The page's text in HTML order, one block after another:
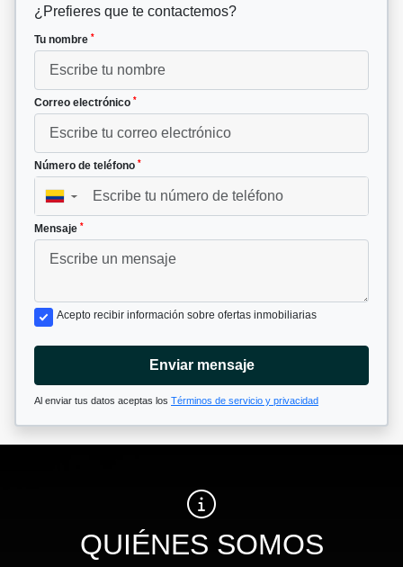
¿Prefieres que te contactemos?
Tu nombre *
Correo electrónico *
Número de teléfono *
▼
Mensaje *
Acepto recibir información sobre ofertas inmobiliarias
Enviar mensaje
Al enviar tus datos aceptas los Términos de servicio y privacidad
QUIÉNES SOMOS